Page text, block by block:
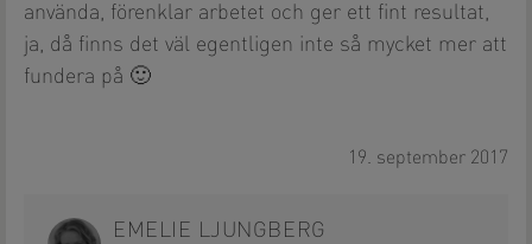
använda, förenklar arbetet och ger ett fint resultat,
ja, då finns det väl egentligen inte så mycket mer att
fundera på 🙂
19. september 2017
EMELIE LJUNGBERG